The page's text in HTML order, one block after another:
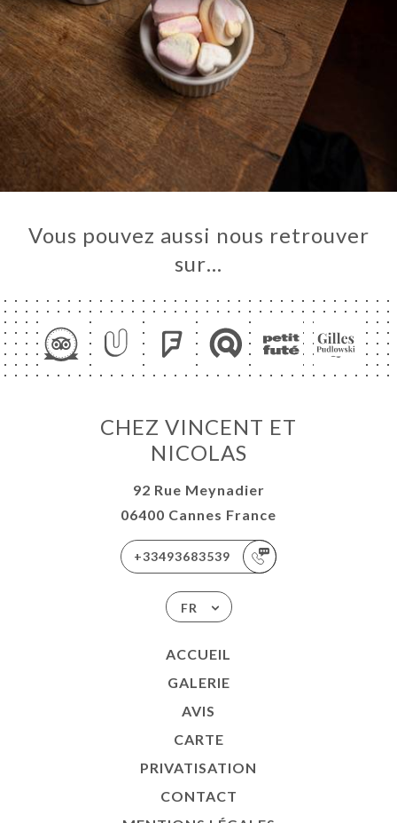
Vous pouvez aussi nous retrouver
sur…
CHEZ VINCENT ET
NICOLAS
92 Rue Meynadier
06400 Cannes France
+33493683539
FR
ACCUEIL
GALERIE
AVIS
CARTE
PRIVATISATION
CONTACT